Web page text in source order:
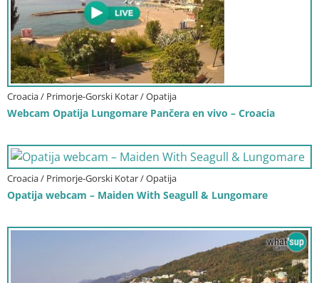
Croacia / Primorje-Gorski Kotar / Opatija
Webcam Opatija Lungomare Pančera en vivo – Croacia
Croacia / Primorje-Gorski Kotar / Opatija
Opatija webcam – Maiden With Seagull & Lungomare